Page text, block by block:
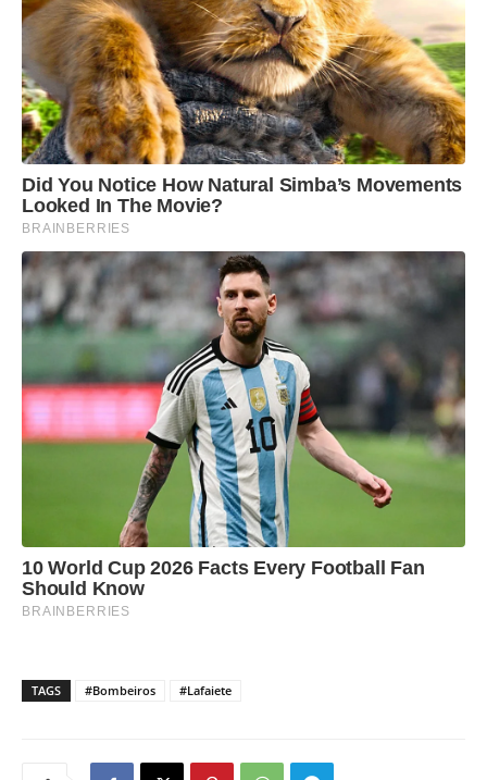
TAGS #Bombeiros #Lafaiete